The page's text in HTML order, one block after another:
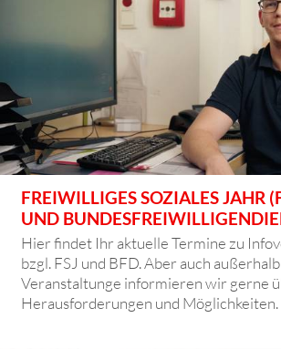
FREIWILLIGES SOZIALES JAHR
UND
Hier findet Ihr aktuelle Termine zu
bzgl. FSJ und BFD. Aber auch
Veranstaltunge informieren wir gerne
Herausforderungen und Möglichkeiten.